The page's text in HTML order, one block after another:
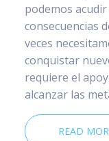
podemos
consecuencias
veces
conquistar
requiere el
alcanzar las
READ